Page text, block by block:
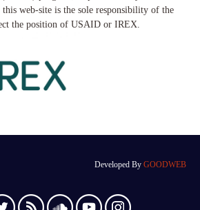
web-site is the sole responsibility of the
the position of USAID or IREX.
Developed By GOODWEB